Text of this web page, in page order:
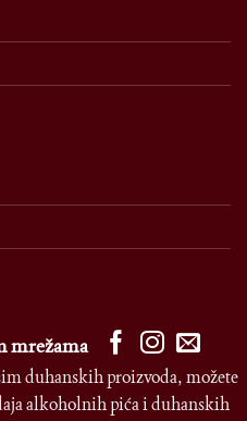
mrežama
duhanskih proizvoda, možete
alkoholnih pića i duhanskih